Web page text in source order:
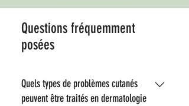
Questions fréquemment
posées
Quels types de problèmes cutanés
peuvent être traités en dermatologie